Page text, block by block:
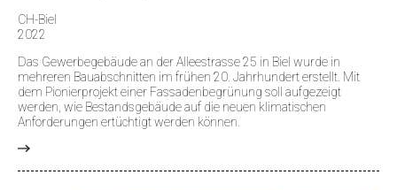
CH-Biel
2022
Das Gewerbegebäude an der Alleestrasse 25 in Biel wurde in
mehreren Bauabschnitten im frühen 20. Jahrhundert erstellt. Mit
dem Pionierprojekt einer Fassadenbegrünung soll aufgezeigt
werden, wie Bestandsgebäude auf die neuen klimatischen
Anforderungen ertüchtigt werden können.